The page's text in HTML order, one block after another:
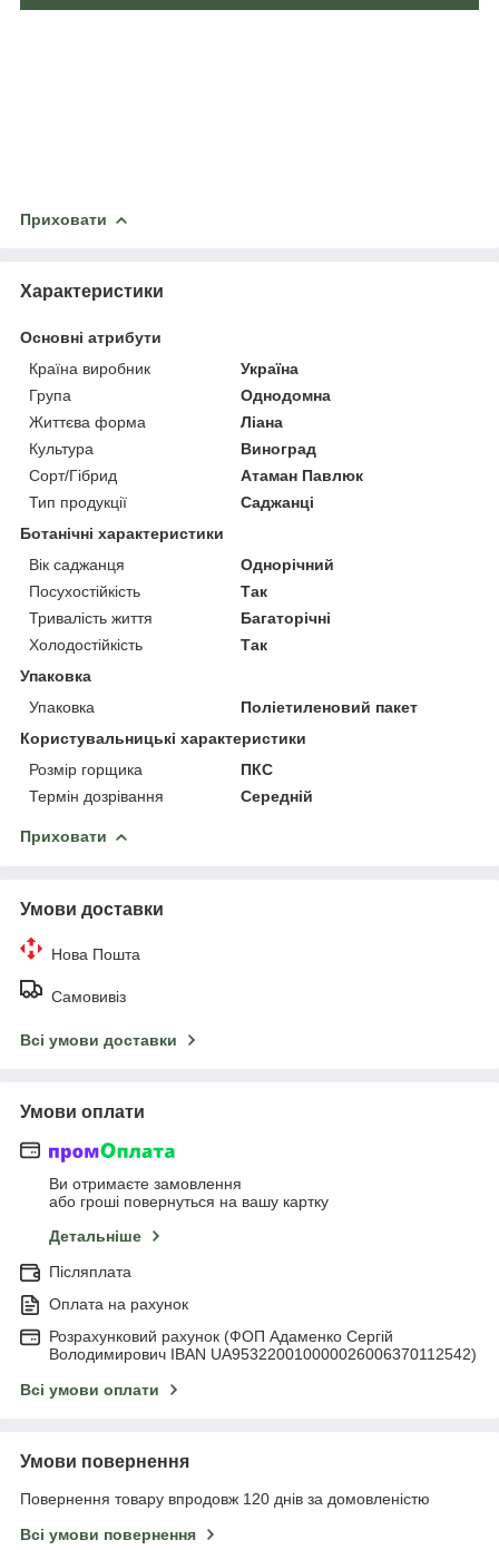
Приховати
Характеристики
Основні атрибути
Країна виробник
Україна
Група
Однодомна
Життєва форма
Ліана
Культура
Виноград
Сорт/Гібрид
Атаман Павлюк
Тип продукції
Саджанці
Ботанічні характеристики
Вік саджанця
Однорічний
Посухостійкість
Так
Тривалість життя
Багаторічні
Холодостійкість
Так
Упаковка
Упаковка
Поліетиленовий пакет
Користувальницькі характеристики
Розмір горщика
ПКС
Термін дозрівання
Середній
Приховати
Умови доставки
Нова Пошта
Самовивіз
Всі умови доставки
Умови оплати
Ви отримаєте замовлення
або гроші повернуться на вашу картку
Детальніше
Післяплата
Оплата на рахунок
Розрахунковий рахунок (ФОП Адаменко Сергій
Володимирович IBAN UA953220010000026006370112542)
Всі умови оплати
Умови повернення
Повернення товару впродовж 120 днів за домовленістю
Всі умови повернення